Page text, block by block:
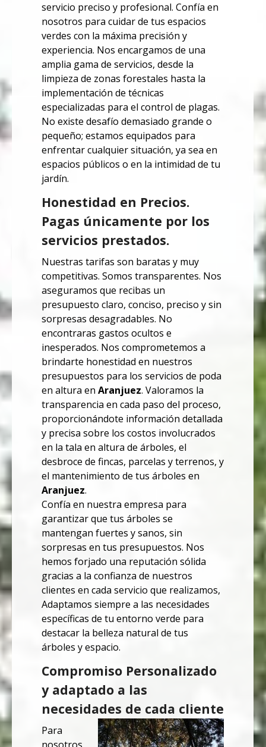
servicio preciso y profesional. Confía en
nosotros para cuidar de tus espacios
verdes con la máxima precisión y
experiencia. Nos encargamos de una
amplia gama de servicios, desde la
limpieza de zonas forestales hasta la
implementación de técnicas
especializadas para el control de plagas.
No existe desafío demasiado grande o
pequeño; estamos equipados para
enfrentar cualquier situación, ya sea en
espacios públicos o en la intimidad de tu
jardín.
Honestidad en Precios.
Pagas únicamente por los
servicios prestados.
Nuestras tarifas son baratas y muy
competitivas. Somos transparentes. Nos
aseguramos que recibas un
presupuesto claro, conciso, preciso y sin
sorpresas desagradables. No
encontraras gastos ocultos e
inesperados. Nos comprometemos a
brindarte honestidad en nuestros
presupuestos para los servicios de poda
en altura en Aranjuez. Valoramos la
transparencia en cada paso del proceso,
proporcionándote información detallada
y precisa sobre los costos involucrados
en la tala en altura de árboles, el
desbroce de fincas, parcelas y terrenos, y
el mantenimiento de tus árboles en
Aranjuez.
Confía en nuestra empresa para
garantizar que tus árboles se
mantengan fuertes y sanos, sin
sorpresas en tus presupuestos. Nos
hemos forjado una reputación sólida
gracias a la confianza de nuestros
clientes en cada servicio que realizamos,
Adaptamos siempre a las necesidades
específicas de tu entorno verde para
destacar la belleza natural de tus
árboles y espacio.
Compromiso Personalizado
y adaptado a las
necesidades de cada cliente
Para